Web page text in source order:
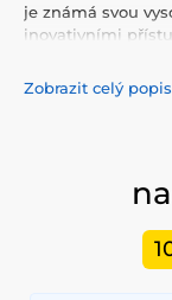
je známá svou
inovativními
séra, esence,
Korejská
Doporučujeme
šampony,
zapomenout také
Mezi nejčastěji
Zobrazit celý popis